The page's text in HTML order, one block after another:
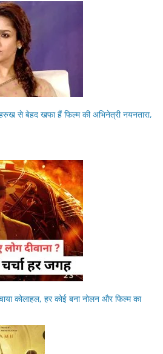
से बेहद खफा हैं फिल्म की अभिनेत्री नयनतारा,
कोलाहल, हर कोई बना नोलन और फिल्म का